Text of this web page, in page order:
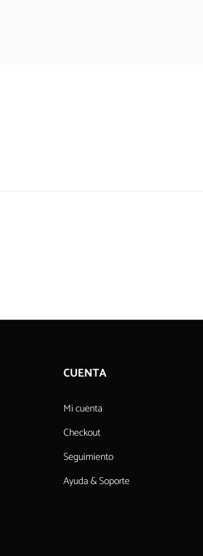
CUENTA
Mi cuenta
Checkout
Seguimiento
Ayuda & Soporte